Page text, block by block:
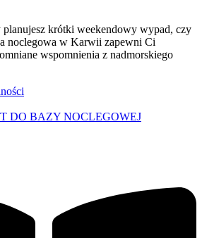
planujesz krótki weekendowy wypad, czy
noclegowa w Karwii zapewni Ci
wspomnienia z nadmorskiego
DO BAZY NOCLEGOWEJ